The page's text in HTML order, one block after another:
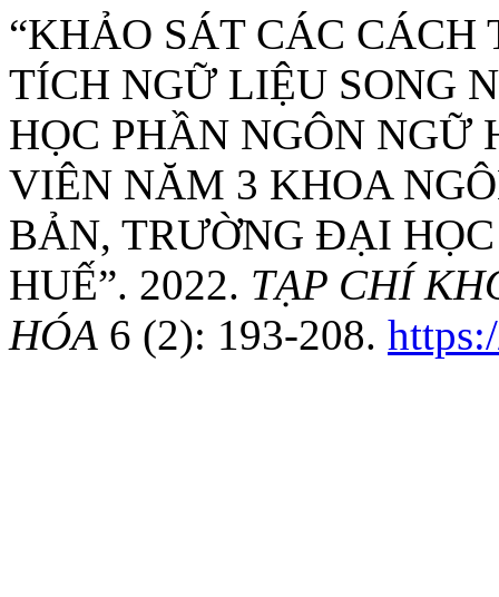
“KHẢO SÁT CÁC
TÍCH NGỮ LIỆU SONG
HỌC PHẦN NGÔN NGỮ
VIÊN NĂM 3 KHOA
BẢN, TRƯỜNG ĐẠI
HUẾ”. 2022. TẠP CHÍ
HÓA 6 (2): 193-208.